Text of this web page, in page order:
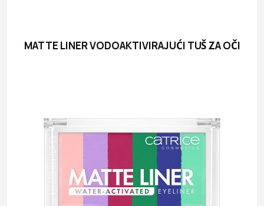
MATTE LINER VODOAKTIVIRAJUĆI TUŠ ZA OČI